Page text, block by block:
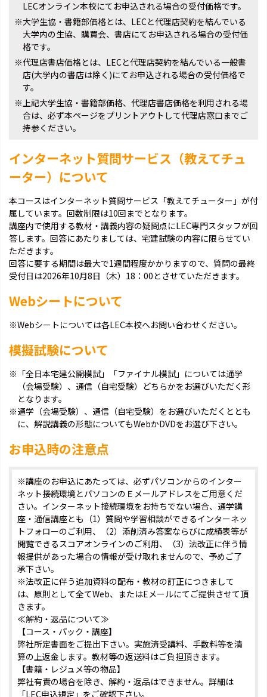
LECオンライン本校にてお申込される場合の受付価格です。
※大学生協・書籍部価格とは、LECと代理店契約を結んでいる
大学内の生協、購買会、書店にてお申込される場合の受付価
格です。
※代理店書店価格とは、LECと代理店契約を結んでいる一般書
店(大学内の書店は除く)にてお申込される場合の受付価格で
す。
※上記大学生協・書籍部価格、代理店書店価格を利用される場
合は、必ず本ページをプリントアウトして代理店窓口までご
持参ください。
インターネット質問サービス（教えてチュ
ーター）について
本コースはインターネット質問サービス「教えてチューター」が付
属しています。回数制限は10回までとなります。
講座内で使用する教材・講義内容の疑問点にLEC専門スタッフが回
答します。回答にあたりましては、宅建試験の内容に限らせてい
ただきます。
回答に要する期間は最大で1週間程度かかりますので、質問の最終
受付日は2026年10月8日（木）18：00とさせていただきます。
Webシートについて
※Webシートについては各LEC本校へお問い合わせください。
模擬試験について
※「全日本宅建公開模試」「ファイナル模試」については通学
（会場受験）、通信（自宅受験）どちらかをお選びいただく形
となります。
※通学（会場受験）、通信（自宅受験）をお選びいただくととも
に、解説講義の形態についてもWebかDVDをお選び下さい。
お申込時の注意点
※講座のお申込にあたっては、必ずパソコンからのインター
ネット接続環境とパソコンのＥメールアドレスをご用意くだ
さい。インターネット接続環境をお持ちでない場合、通学講
座・通信講座とも（1）質問や学習相談ができるインターネッ
トフォローのご利用、（2）添削済み答案ならびに成績表等が
閲覧できるスコアオンラインのご利用、（3）法改正に伴う情
報提供があった場合の情報が受け取れませんので、予めご了
承下さい。
※法改正に伴う追加資料の配布・教材の訂正につきまして
は、原則として全てWeb、またはEメールにてご提供させて頂
きます。
≪解約・返品について≫
【コース・パック・講座】
弊社所定書面をご提出下さい。実施済受講料、手数料等を清
算の上返金します。教材等の返送料はご負担頂きます。
【書籍・レジュメ等の物品】
弊社有責の場合を除き、解約・返品はできません。詳細は
「LEC申込規定」をご確認下さい。